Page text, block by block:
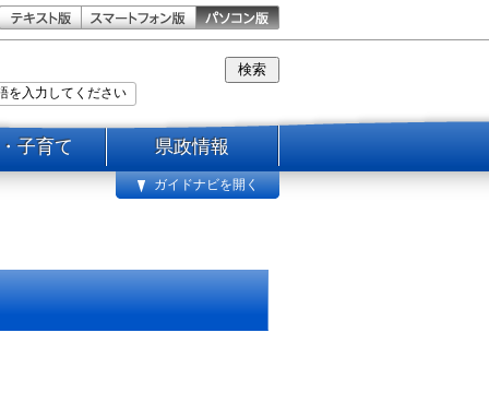
子育て 県政情報
ガイドナビを開く